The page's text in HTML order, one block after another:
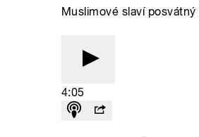
Muslimové slaví
4:05